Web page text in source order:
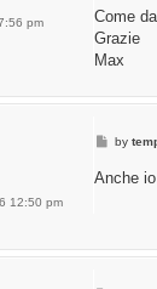
pm
s
Come
Grazie
Max
12:50 pm
P
t
by
Anche